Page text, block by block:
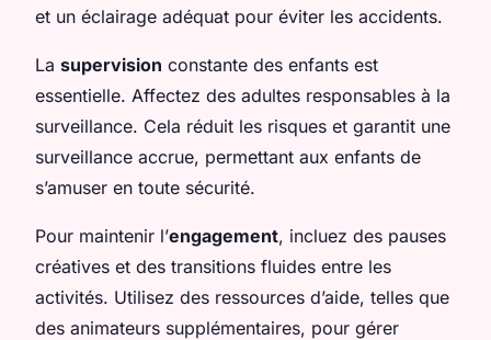
et un éclairage adéquat pour éviter les accidents.
La supervision constante des enfants est
essentielle. Affectez des adultes responsables à la
surveillance. Cela réduit les risques et garantit une
surveillance accrue, permettant aux enfants de
s’amuser en toute sécurité.
Pour maintenir l’engagement, incluez des pauses
créatives et des transitions fluides entre les
activités. Utilisez des ressources d’aide, telles que
des animateurs supplémentaires, pour gérer